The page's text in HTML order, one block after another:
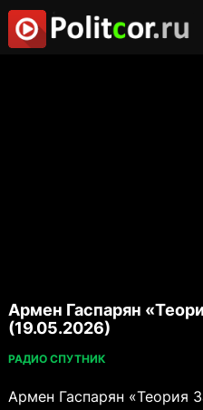
Армен Гаспарян
(19.05.2026)
РАДИО СПУТНИК
Армен Гаспарян «Теория